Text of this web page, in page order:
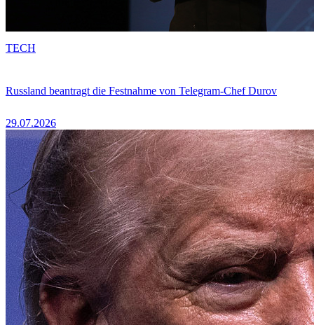
Russland beantragt die Festnahme von Telegram-Chef Durov
29.07.2026
TECH